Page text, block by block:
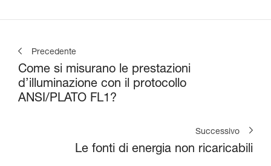
Precedente
Come si misurano le prestazioni
d’illuminazione con il protocollo
ANSI/PLATO FL1?
Successivo
Le fonti di energia non ricaricabili